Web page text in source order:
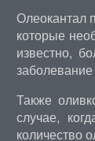
Олеокантал
которые
известно,
Также
случае,
количество